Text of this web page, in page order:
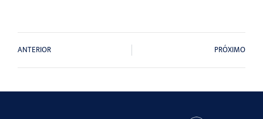
ANTERIOR PRÓXIMO